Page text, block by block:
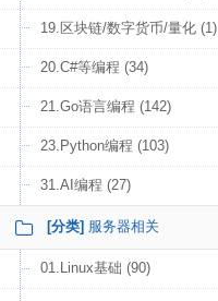
19.区块链/数字货币/量化 (1)
20.C#等编程 (34)
21.Go语言编程 (142)
23.Python编程 (103)
31.AI编程 (27)
[分类] 服务器相关
01.Linux基础 (90)